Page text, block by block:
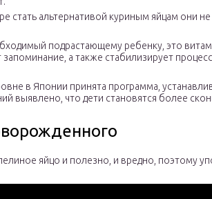
стать альтернативой куриным яйцам они
подрастающему ребенку, это
запоминание, а также стабилизирует
в Японии принята программа,
выявлено, что дети становятся более
яйцо и полезно, и вредно, поэтому